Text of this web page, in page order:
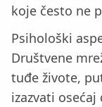
koje često ne
Psihološki
Društvene
tuđe živote,
izazvati